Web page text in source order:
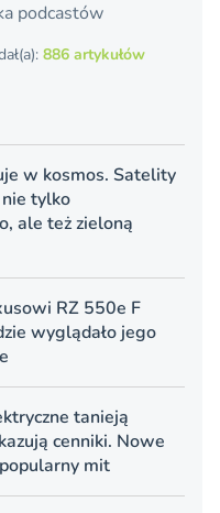
podcastów
886 artykułów
w kosmos. Satelity
tylko
ale też zieloną
RZ 550e F
wyglądało jego
tanieją
cenniki. Nowe
mit